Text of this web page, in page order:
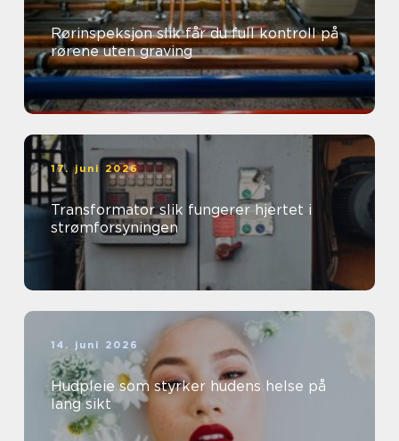
Rørinspeksjon slik får du full kontroll på
rørene uten graving
17. juni 2026
Transformator slik fungerer hjertet i
strømforsyningen
14. juni 2026
Hudpleie som styrker hudens helse på
lang sikt